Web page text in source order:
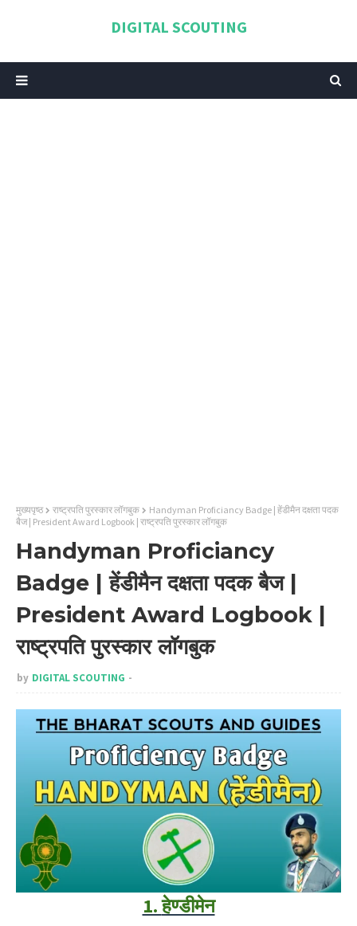
DIGITAL SCOUTING
मुख्यपृष्ठ राष्ट्रपति पुरस्कार लॉगबुक
Handyman Proficiancy Badge | हेंडीमैन दक्षता पदक
बैज | President Award Logbook | राष्ट्रपति पुरस्कार लॉगबुक
Handyman Proficiancy
Badge | हेंडीमैन दक्षता पदक बैज |
President Award Logbook |
राष्ट्रपति पुरस्कार लॉगबुक
by DIGITAL SCOUTING
1.हेण्डीमेन